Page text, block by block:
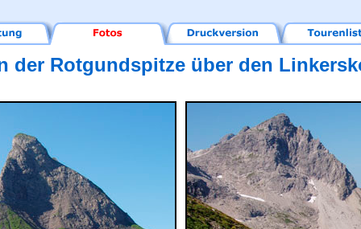
der Rotgundspitze über den